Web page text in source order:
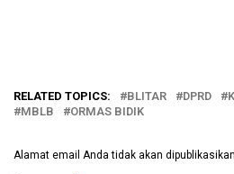
RELATED TOPICS: BLITAR DPRD
MBLB
ORMAS BIDIK
Alamat email Anda tidak akan dipublikasikan.